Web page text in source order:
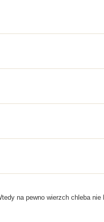
na pewno wierzch chleba nie